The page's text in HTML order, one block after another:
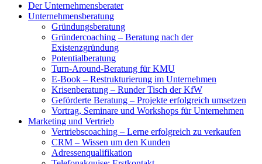
Der Unternehmensberater
Unternehmensberatung
Gründungsberatung
Gründercoaching – Beratung nach der
Existenzgründung
Potentialberatung
Turn-Around-Beratung für KMU
E-Book – Restrukturierung im Unternehmen
Krisenberatung – Runder Tisch der KfW
Geförderte Beratung – Projekte erfolgreich umsetzen
Vortrag, Seminare und Workshops für Unternehmen
Marketing und Vertrieb
Vertriebscoaching – Lerne erfolgreich zu verkaufen
CRM – Wissen um den Kunden
Adressenqualifikation